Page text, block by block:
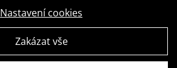
GDPR Ready
Nastavení cookies
Zakázat vše